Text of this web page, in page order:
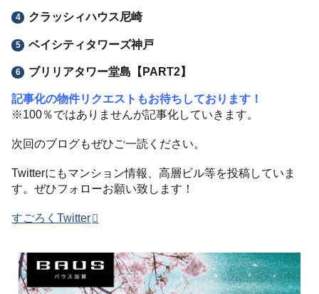
クラッシィハウス尼崎
ベイシティタワーズ神戸
ブリリアタワー堂島【PART2】
記事化の物件リクエストもお待ちしております！
※100％ではありませんが記事化していきます。
次回のブログもぜひご一読ください。
Twitterにもマンション情報、高層ビル等を投稿していま
す。ぜひフォローお願い致します！
すごろくTwitter